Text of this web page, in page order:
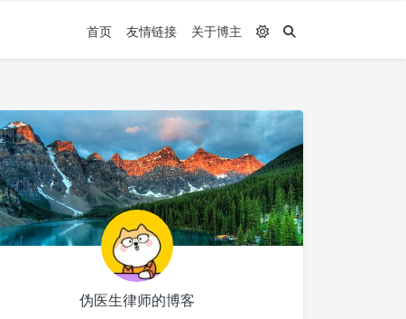
首页 友情链接 关于博主
伪医生律师的博客